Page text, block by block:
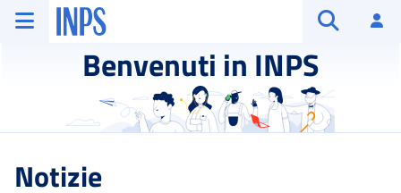
Vai al menu principale
Vai al contenuto principale
Vai al pie' di pagina
INPS ()
Benvenuti in INPS
Notizie